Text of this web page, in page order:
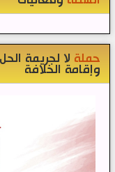
حملة لا لجريمة
وإقامة الخلافة